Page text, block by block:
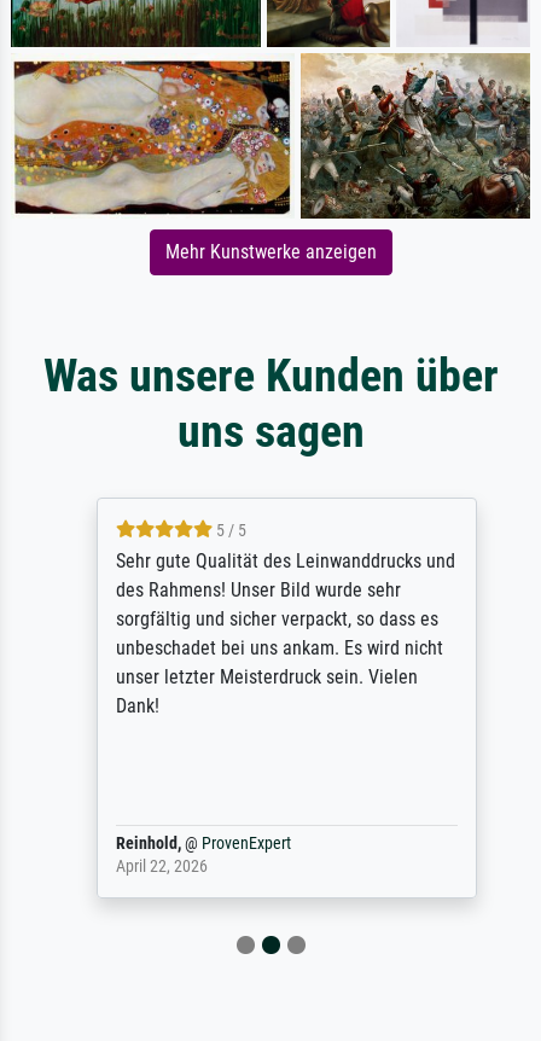
Mehr Kunstwerke anzeigen
Was unsere Kunden über
uns sagen
5 / 5
Sehr gute Qualität des Leinwanddrucks und
des Rahmens! Unser Bild wurde sehr
sorgfältig und sicher verpackt, so dass es
unbeschadet bei uns ankam. Es wird nicht
unser letzter Meisterdruck sein. Vielen
Dank!
Reinhold, @ProvenExpert
April 22, 2026